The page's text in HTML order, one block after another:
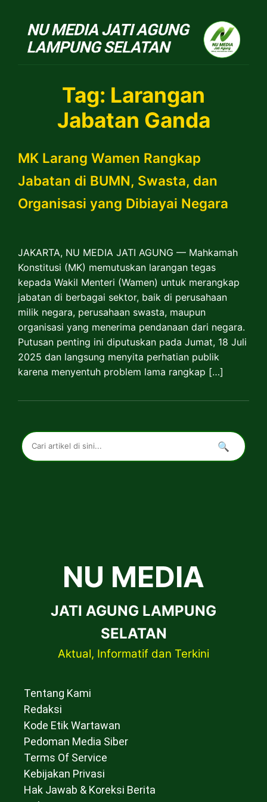
NU
Tag: Larangan
Jabatan Ganda
MK Larang Wamen Rangkap
Jabatan di BUMN, Swasta, dan
Organisasi yang Dibiayai Negara
JAKARTA, NU MEDIA JATI AGUNG — Mahkamah
Konstitusi (MK) memutuskan larangan tegas
kepada Wakil Menteri (Wamen) untuk merangkap
jabatan di berbagai sektor, baik di perusahaan
milik negara, perusahaan swasta, maupun
organisasi yang menerima pendanaan dari negara.
Putusan penting ini diputuskan pada Jumat, 18 Juli
2025 dan langsung menyita perhatian publik
karena menyentuh problem lama rangkap […]
🔍
NU MEDIA
JATI AGUNG LAMPUNG
SELATAN
Aktual, Informatif dan Terkini
Tentang Kami
Redaksi
Kode Etik Wartawan
Pedoman Media Siber
Terms Of Service
Kebijakan Privasi
Hak Jawab & Koreksi Berita